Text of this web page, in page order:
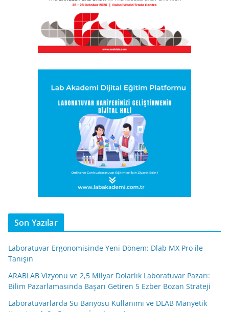
Son Yazılar
Laboratuvar Ergonomisinde Yeni Dönem: Dlab MX Pro ile
Tanışın
ARABLAB Vizyonu ve 2,5 Milyar Dolarlık Laboratuvar Pazarı:
Bilim Pazarlamasında Başarı Getiren 5 Ezber Bozan Strateji
Laboratuvarlarda Su Banyosu Kullanımı ve DLAB Manyetik